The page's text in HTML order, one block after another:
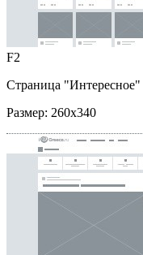
F2
Страница "Интересное"
Размер: 260x340